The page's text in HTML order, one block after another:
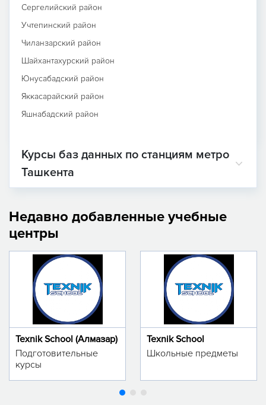
Сергелийский район
Учтепинский район
Чиланзарский район
Шайхантахурский район
Юнусабадский район
Яккасарайский район
Яшнабадский район
Курсы баз данных по станциям метро
Ташкента
Недавно добавленные учебные
центры
Texnik School (Алмазар)
Подготовительные
курсы
Texnik School
Школьные предметы